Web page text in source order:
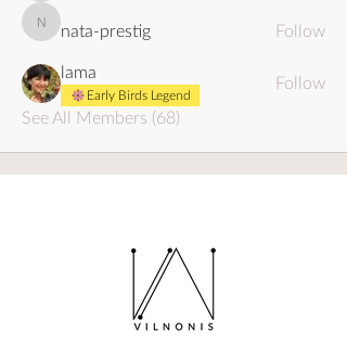
nata-prestig
nata-prestig Follow
lama
Early Birds Legend
Follow
See All Members (68)